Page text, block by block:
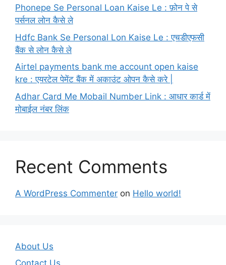
Phonepe Se Personal Loan Kaise Le : फ़ोन पे से
पर्सनल लोन कैसे ले
Hdfc Bank Se Personal Lon Kaise Le : एचडीएफसी
बैंक से लोन कैसे ले
Airtel payments bank me account open kaise
kre : एयरटेल पेमेंट बैंक में अकाउंट ओपन कैसे करे |
Adhar Card Me Mobail Number Link : आधार कार्ड में
मोबाईल नंबर लिंक
Recent Comments
A WordPress Commenter on Hello world!
About Us